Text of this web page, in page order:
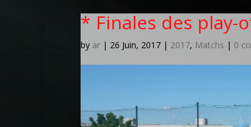
* Finales des play-
by ar | 26 Juin, 2017 | 2017, Matchs | 0